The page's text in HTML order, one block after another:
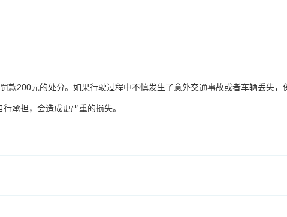
款200元的处分。如果行驶过程中不慎发生了意外交通事故或者车辆丢失，
承担，会造成更严重的损失。